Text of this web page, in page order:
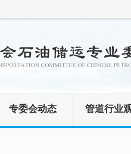
专委会动态 管道行业